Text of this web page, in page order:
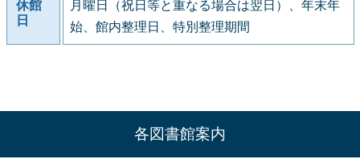
休館
日
月曜日（祝日等と重なる場合は翌日）、年末年
始、館内整理日、特別整理期間
各図書館案内